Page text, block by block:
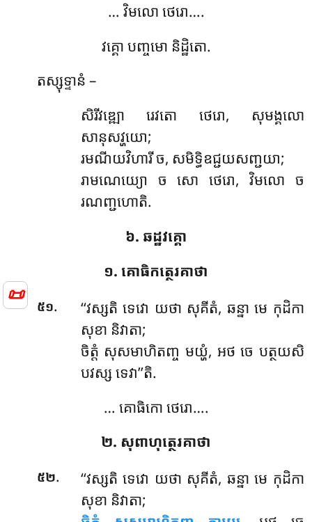
📜
… វិមលោ ថេរោ….
វគ្គោ បញ្ចមោ និដ្ឋិតោ.
តស្សុទ្ទានំ –
សិរីវឌ្ឍោ រេវតោ ថេរោ, សុមង្គលោ
សានុសវ្ហយោ;
រមណីយវិហារី ច, សមិទ្ធិឧជ្ជយសញ្ជយា;
រាមណេយ្យោ ច សោ ថេរោ, វិមលោ ច
រណញ្ជហោតិ.
៦. ឆដ្ឋវគ្គោ
១. គោធិកត្ថេរគាថា
៥១. ‘‘វស្សតិទេវោ យថា សុគីតំ, ឆន្នា មេ កុដិកា
សុខា និវាតា;
ចិត្តំ សុសមាហិតញ្ច មយ្ហំ, អថ ចេ បត្ថយសិ
បវស្ស ទេវា’’តិ.
… គោធិកោ ថេរោ….
២. សុពាហុត្ថេរគាថា
៥២.
‘‘វស្សតិ ទេវោ យថា សុគីតំ, ឆន្នា មេ កុដិកា
សុខា និវាតា;